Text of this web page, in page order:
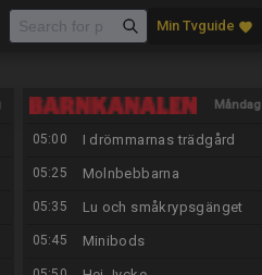
Min Tvguide favorite
Måndag
10/8
05:00 I drömmarnas trädgård
05:25 Molnbebbarna
05:35 Lu och småkrypsgänget
05:45 Minibods